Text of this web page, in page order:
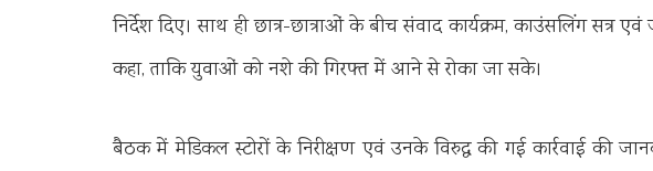
निर्देश दिए। साथ ही छात्र-छात्राओं के बीच संवाद कार्यक्रम, काउंसलिंग सत्र
कहा, ताकि युवाओं को नशे की गिरफ्त में आने से रोका जा सके।
बैठक में मेडिकल स्टोरों के निरीक्षण एवं उनके विरुद्ध की गई कार्रवाई की